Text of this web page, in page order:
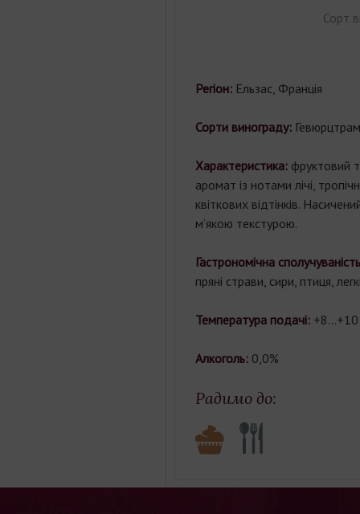
Сорт
Регіон:Ельзас, Франція
Сорти винограду:
Характеристика: фруктовий
аромат із нотами лічі,
квіткових відтінків.
м’якою текстурою.
Гастрономічна
пряні страви, сири, птиця,
Температура подачі:
Алкоголь: 0,0%
Радимо до: